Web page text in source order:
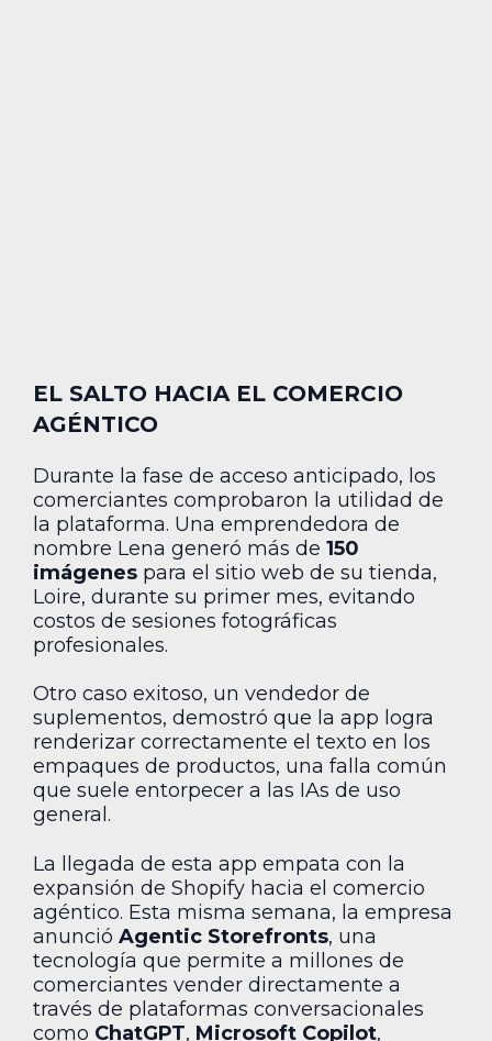
EL SALTO HACIA EL COMERCIO
AGÉNTICO
Durante la fase de acceso anticipado, los
comerciantes comprobaron la utilidad de
la plataforma. Una emprendedora de
nombre Lena generó más de 150
imágenes para el sitio web de su tienda,
Loire, durante su primer mes, evitando
costos de sesiones fotográficas
profesionales.
Otro caso exitoso, un vendedor de
suplementos, demostró que la app logra
renderizar correctamente el texto en los
empaques de productos, una falla común
que suele entorpecer a las IAs de uso
general.
La llegada de esta app empata con la
expansión de Shopify hacia el comercio
agéntico. Esta misma semana, la empresa
anunció Agentic Storefronts, una
tecnología que permite a millones de
comerciantes vender directamente a
través de plataformas conversacionales
como ChatGPT, Microsoft Copilot,